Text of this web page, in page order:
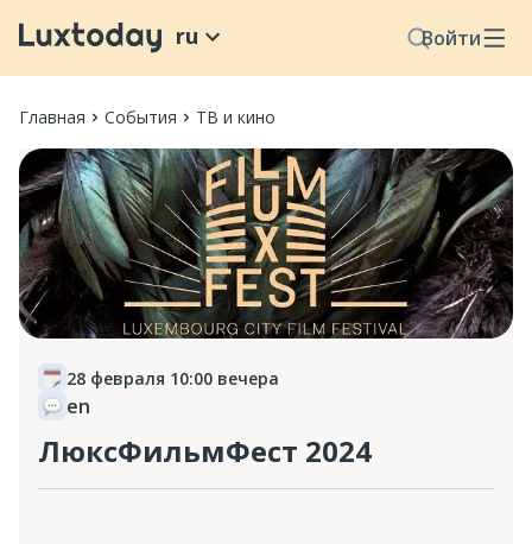
Войти
ru
Главная События ТВ и кино
28 февраля 10:00 вечера
en
ЛюксФильмФест 2024